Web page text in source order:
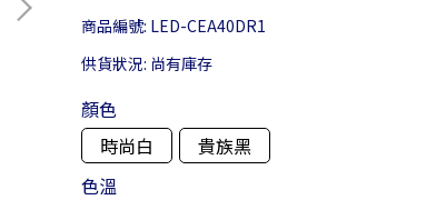
商品編號: LED-CEA40DR1
供貨狀況: 尚有庫存
顏色
時尚白
貴族黑
色溫